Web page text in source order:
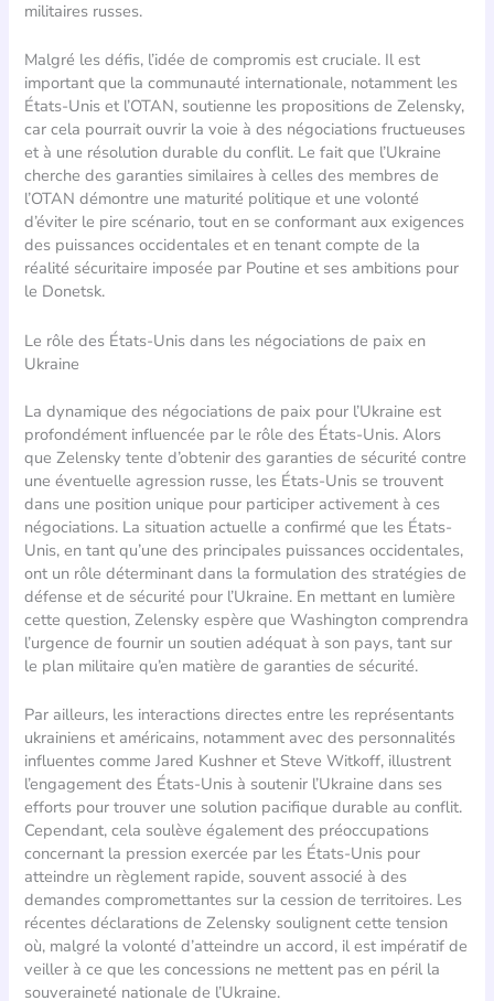
militaires russes.
Malgré les défis, l’idée de compromis est cruciale. Il est
important que la communauté internationale, notamment les
États-Unis et l’OTAN, soutienne les propositions de Zelensky,
car cela pourrait ouvrir la voie à des négociations fructueuses
et à une résolution durable du conflit. Le fait que l’Ukraine
cherche des garanties similaires à celles des membres de
l’OTAN démontre une maturité politique et une volonté
d’éviter le pire scénario, tout en se conformant aux exigences
des puissances occidentales et en tenant compte de la
réalité sécuritaire imposée par Poutine et ses ambitions pour
le Donetsk.
Le rôle des États-Unis dans les négociations de paix en
Ukraine
La dynamique des négociations de paix pour l’Ukraine est
profondément influencée par le rôle des États-Unis. Alors
que Zelensky tente d’obtenir des garanties de sécurité contre
une éventuelle agression russe, les États-Unis se trouvent
dans une position unique pour participer activement à ces
négociations. La situation actuelle a confirmé que les États-
Unis, en tant qu’une des principales puissances occidentales,
ont un rôle déterminant dans la formulation des stratégies de
défense et de sécurité pour l’Ukraine. En mettant en lumière
cette question, Zelensky espère que Washington comprendra
l’urgence de fournir un soutien adéquat à son pays, tant sur
le plan militaire qu’en matière de garanties de sécurité.
Par ailleurs, les interactions directes entre les représentants
ukrainiens et américains, notamment avec des personnalités
influentes comme Jared Kushner et Steve Witkoff, illustrent
l’engagement des États-Unis à soutenir l’Ukraine dans ses
efforts pour trouver une solution pacifique durable au conflit.
Cependant, cela soulève également des préoccupations
concernant la pression exercée par les États-Unis pour
atteindre un règlement rapide, souvent associé à des
demandes compromettantes sur la cession de territoires. Les
récentes déclarations de Zelensky soulignent cette tension
où, malgré la volonté d’atteindre un accord, il est impératif de
veiller à ce que les concessions ne mettent pas en péril la
souveraineté nationale de l’Ukraine.